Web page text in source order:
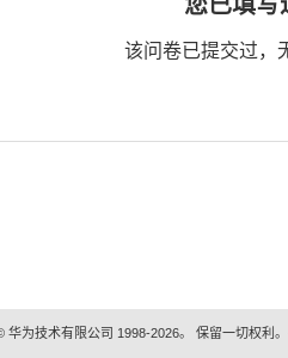
该问卷已提交过，
华为技术有限公司 1998-2026。 保留一切权利